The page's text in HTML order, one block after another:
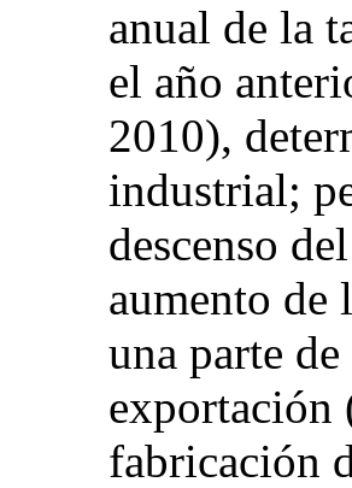
anual de la
el año
2010),
industrial;
descenso
aumento de
una parte
exportación
fabricación